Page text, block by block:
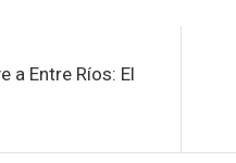
a Entre Ríos: El